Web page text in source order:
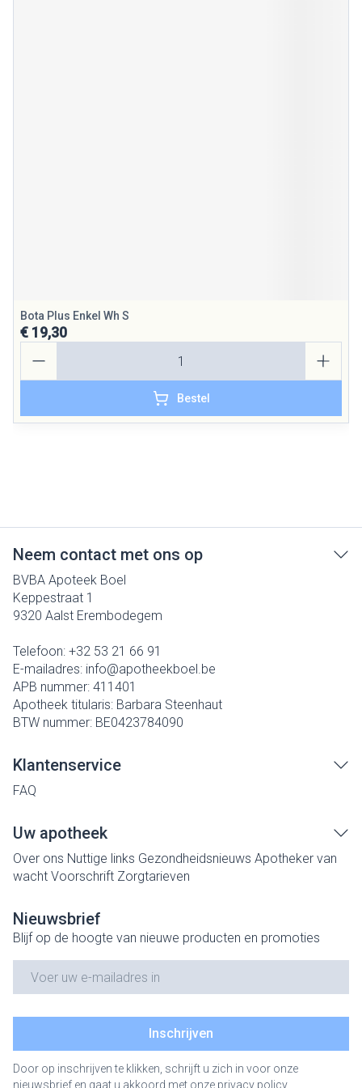
Bota Plus Enkel Wh S
€ 19,30
Bestel
Neem contact met ons op
BVBA Apoteek Boel
Keppestraat 1
9320 Aalst Erembodegem
Telefoon: +32 53 21 66 91
E-mailadres: info@apotheekboel.be
APB nummer: 411401
Apotheek titularis: Barbara Steenhaut
BTW nummer: BE0423784090
Klantenservice
FAQ
Uw apotheek
Over ons Nuttige links Gezondheidsnieuws Apotheker van
wacht Voorschrift Zorgtarieven
Nieuwsbrief
Blijf op de hoogte van nieuwe producten en promoties
Inschrijven
Door op inschrijven te klikken, schrijft u zich in voor onze
nieuwsbrief en gaat u akkoord met onze privacy policy.